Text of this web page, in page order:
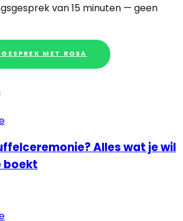
van 15 minuten — geen
MET ROSA
Alles wat je wil
boekt